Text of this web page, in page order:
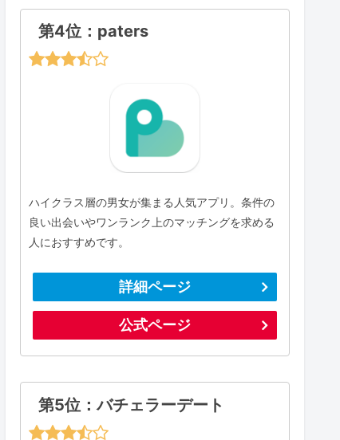
第4位：paters
ハイクラス層の男女が集まる人気アプリ。条件の
良い出会いやワンランク上のマッチングを求める
人におすすめです。
詳細ページ
公式ページ
第5位：バチェラーデート